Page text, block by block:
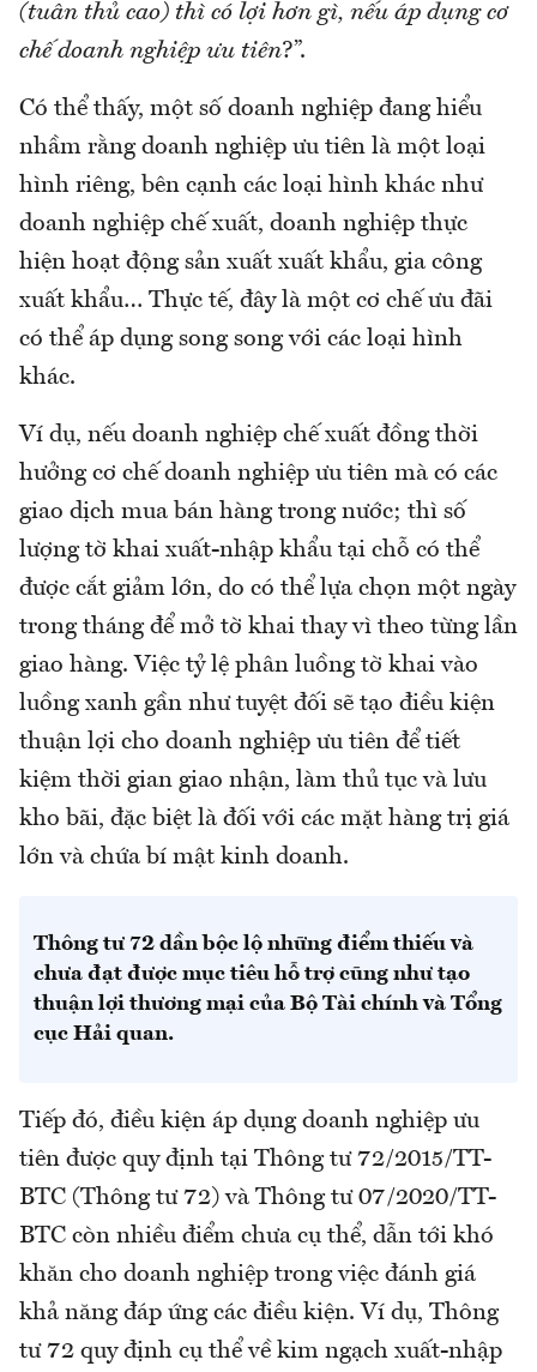
(tuân thủ cao) thì có lợi hơn gì, nếu áp dụng cơ
chế doanh nghiệp ưu tiên?”.
Có thể thấy, một số doanh nghiệp đang hiểu
nhầm rằng doanh nghiệp ưu tiên là một loại
hình riêng, bên cạnh các loại hình khác như
doanh nghiệp chế xuất, doanh nghiệp thực
hiện hoạt động sản xuất xuất khẩu, gia công
xuất khẩu… Thực tế, đây là một cơ chế ưu đãi
có thể áp dụng song song với các loại hình
khác.
Ví dụ, nếu doanh nghiệp chế xuất đồng thời
hưởng cơ chế doanh nghiệp ưu tiên mà có các
giao dịch mua bán hàng trong nước; thì số
lượng tờ khai xuất-nhập khẩu tại chỗ có thể
được cắt giảm lớn, do có thể lựa chọn một ngày
trong tháng để mở tờ khai thay vì theo từng lần
giao hàng. Việc tỷ lệ phân luồng tờ khai vào
luồng xanh gần như tuyệt đối sẽ tạo điều kiện
thuận lợi cho doanh nghiệp ưu tiên để tiết
kiệm thời gian giao nhận, làm thủ tục và lưu
kho bãi, đặc biệt là đối với các mặt hàng trị giá
lớn và chứa bí mật kinh doanh.
Thông tư 72 dần bộc lộ những điểm thiếu và
chưa đạt được mục tiêu hỗ trợ cũng như tạo
thuận lợi thương mại của Bộ Tài chính và Tổng
cục Hải quan.
Tiếp đó, điều kiện áp dụng doanh nghiệp ưu
tiên được quy định tại Thông tư 72/2015/TT-
BTC (Thông tư 72) và Thông tư 07/2020/TT-
BTC còn nhiều điểm chưa cụ thể, dẫn tới khó
khăn cho doanh nghiệp trong việc đánh giá
khả năng đáp ứng các điều kiện. Ví dụ, Thông
tư 72 quy định cụ thể về kim ngạch xuất-nhập